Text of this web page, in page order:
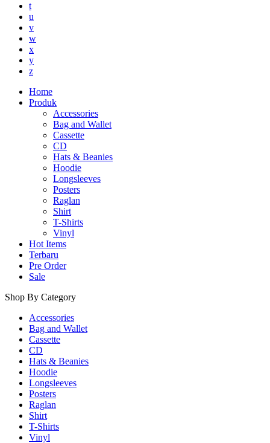
t
u
v
w
x
y
z
Home
Produk
Accessories
Bag and Wallet
Cassette
CD
Hats & Beanies
Hoodie
Longsleeves
Posters
Raglan
Shirt
T-Shirts
Vinyl
Hot Items
Terbaru
Pre Order
Sale
Shop By Category
Accessories
Bag and Wallet
Cassette
CD
Hats & Beanies
Hoodie
Longsleeves
Posters
Raglan
Shirt
T-Shirts
Vinyl